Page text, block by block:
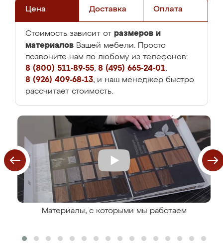
Цена Доставка Оплата
Стоимость зависит от размеров и
материалов Вашей мебели. Просто
позвоните нам по любому из телефонов:
8 (800) 511-89-55, 8 (495) 665-24-01,
8 (926) 409-68-13, и наш менеджер быстро
рассчитает стоимость.
Материалы, с которыми мы работаем